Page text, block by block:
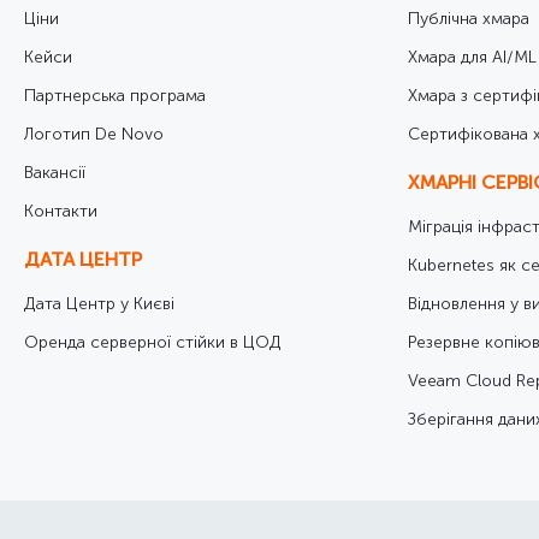
Ціни
Кейси
Партнерська програма
Логотип De Novo
Вакансії
Контакти
ДАТА ЦЕНТР
Дата Центр у Києві
Оренда серверної стійки в ЦОД
Публічна хмара
Хмара для AI/ML
Хмара з
Cертифікована
ХМАРНІ
Міграція
Kubernetes як
Відновлення у
Резервне
Veeam Cloud
Зберігання